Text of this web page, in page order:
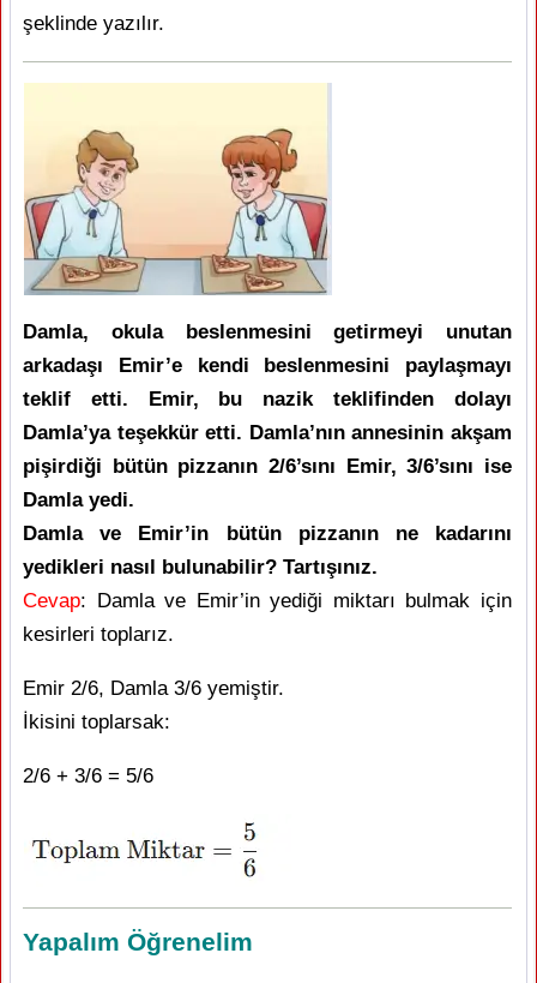
şeklinde yazılır.
Damla, okula beslenmesini getirmeyi unutan
arkadaşı Emir’e kendi beslenmesini paylaşmayı
teklif etti. Emir, bu nazik teklifinden dolayı
Damla’ya teşekkür etti. Damla’nın annesinin akşam
pişirdiği bütün pizzanın 2/6’sını Emir, 3/6’sını ise
Damla yedi.
Damla ve Emir’in bütün pizzanın ne kadarını
yedikleri nasıl bulunabilir? Tartışınız.
Cevap: Damla ve Emir’in yediği miktarı bulmak için
kesirleri toplarız.
Emir 2/6, Damla 3/6 yemiştir.
İkisini toplarsak:
2/6 + 3/6 = 5/6
Yapalım Öğrenelim